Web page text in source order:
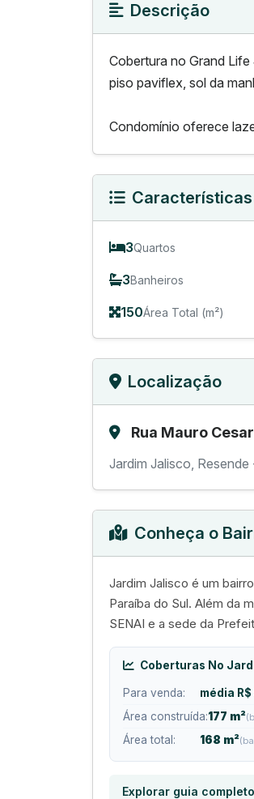
Descrição
Cobertura no Grand
piso paviflex, sol da
Condomínio oferece
Características
3Quartos
3Banheiros
150Área Total (m²)
Localização
Rua Mauro
Jardim Jalisco, Resende
Conheça o
Jardim Jalisco é um
Paraíba do Sul. Além da
SENAI e a sede da
Coberturas No
Para venda: média
Área construída:177 m²
Área total: 168 m²
Explorar guia